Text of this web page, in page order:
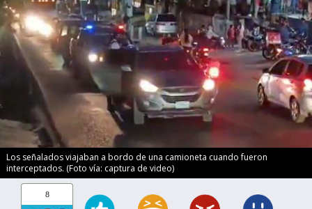
Los señalados viajaban a bordo de una camioneta cuando fueron
interceptados. (Foto vía: captura de video)
8